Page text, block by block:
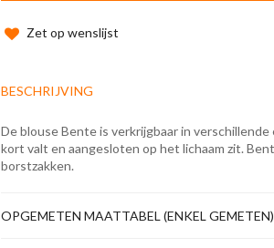
Zet op wenslijst
BESCHRIJVING
De blouse Bente is verkrijgbaar in
kort valt en aangesloten op het lichaam zit.
borstzakken.
OPGEMETEN MAATTABEL (ENKEL GEMETEN)